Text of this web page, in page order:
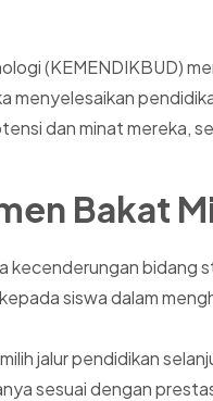
(KEMENDIKBUD)
menyelesaikan
dan minat mereka,
Bakat
siswa dalam
jalur pendidikan
sesuai dengan